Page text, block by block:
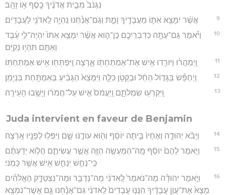
נִגְנֹב֙ מִבֵּ֣ית אֲדֹנֶ֔יךָ כֶּ֖סֶף א֥וֹ זָהָֽב׃
9 אֲשֶׁ֨ר יִמָּצֵ֥א אִתּ֛וֹ מֵעֲבָדֶ֖יךָ וָמֵ֑ת וְגַם־אֲנַ֕חְנוּ נִֽהְיֶ֥ה לַֽאדֹנִ֖י לַעֲבָדִֽים׃
10
וַיֹּ֕אמֶר גַּם־עַתָּ֥ה כְדִבְרֵיכֶ֖ם כֶּן־ה֑וּא אֲשֶׁ֨ר יִמָּצֵ֤א אִתּוֹ֙ יִהְיֶה־לִּ֣י עָ֔בֶד
וְאַתֶּ֖ם תִּהְי֥וּ נְקִיִּֽם׃
11 וַֽיְמַהֲר֗וּ וַיּוֹרִ֛דוּ אִ֥ישׁ אֶת־אַמְתַּחְתּ֖וֹ אָ֑רְצָה וַֽיִּפְתְּח֖וּ אִ֥ישׁ אַמְתַּחְתּֽוֹ׃
12 וַיְחַפֵּ֕שׂ בַּגָּד֣וֹל הֵחֵ֔ל וּבַקָּטֹ֖ן כִּלָּ֑ה וַיִּמָּצֵא֙ הַגָּבִ֔יעַ בְּאַמְתַּ֖חַת בִּנְיָמִֽן׃
13 וַֽיִּקְרְע֖וּ שִׂמְלֹתָ֑ם וַֽיַּעֲמֹס֙ אִ֣ישׁ עַל־חֲמֹר֔וֹ וַיָּשֻׁ֖בוּ הָעִֽירָה׃
Juda intervient en faveur de Benjamin
14 וַיָּבֹ֨א יְהוּדָ֤ה וְאֶחָיו֙ בֵּ֣יתָה יוֹסֵ֔ף וְה֖וּא עוֹדֶ֣נּוּ שָׁ֑ם וַיִּפְּל֥וּ לְפָנָ֖יו אָֽרְצָה׃
15
וַיֹּ֤אמֶר לָהֶם֙ יוֹסֵ֔ף מָֽה־הַמַּעֲשֶׂ֥ה הַזֶּ֖ה אֲשֶׁ֣ר עֲשִׂיתֶ֑ם הֲל֣וֹא יְדַעְתֶּ֔ם
כִּֽי־נַחֵ֧שׁ יְנַחֵ֛שׁ אִ֖ישׁ אֲשֶׁ֥ר כָּמֹֽנִי׃
16
וַיֹּ֣אמֶר יְהוּדָ֗ה מַה־נֹּאמַר֙ לַֽאדֹנִ֔י מַה־נְּדַבֵּ֖ר וּמַה־נִּצְטַדָּ֑ק הָאֱלֹהִ֗ים
מָצָא֙ אֶת־עֲוֺ֣ן עֲבָדֶ֔יךָ הִנֶּנּ֤וּ עֲבָדִים֙ לַֽאדֹנִ֔י גַּם־אֲנַ֕חְנוּ גַּ֛ם אֲשֶׁר־נִמְצָ֥א